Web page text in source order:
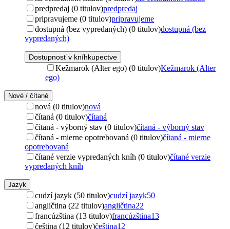
predpredaj (0 titulov)predpredaj
pripravujeme (0 titulov)pripravujeme
dostupná (bez vypredaných) (0 titulov)dostupná (bez
vypredaných)
Dostupnosť v kníhkupectve
Kežmarok (Alter ego) (0 titulov)Kežmarok (Alter
ego)
Nové / čítané
nová (0 titulov)nová
čítaná (0 titulov)čítaná
čítaná - výborný stav (0 titulov)čítaná - výborný stav
čítaná - mierne opotrebovaná (0 titulov)čítaná - mierne
opotrebovaná
čítané verzie vypredaných kníh (0 titulov)čítané verzie
vypredaných kníh
Jazyk
cudzí jazyk (50 titulov)cudzí jazyk50
angličtina (22 titulov)angličtina22
francúzština (13 titulov)francúzština13
čeština (12 titulov)čeština12